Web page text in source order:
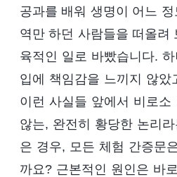
공과를 배워 생명이 어느
역만 하던 사람들을 떠올려
육적인 일로 바빴습니다.
입에 책임감을 느끼지 않
이런 사실들 앞에서 비로
않는, 완전히 황당한 논리
은 경우, 모든 체험 간증문
까요? 근본적인 원인은 바